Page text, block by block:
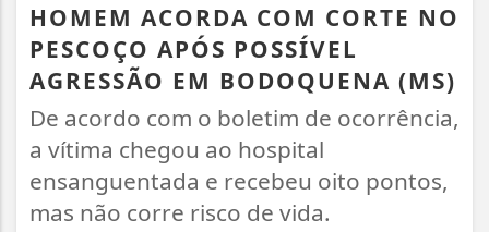
HOMEM ACORDA COM CORTE NO
PESCOÇO APÓS POSSÍVEL
AGRESSÃO EM BODOQUENA (MS)
De acordo com o boletim de ocorrência,
a vítima chegou ao hospital
ensanguentada e recebeu oito pontos,
mas não corre risco de vida.